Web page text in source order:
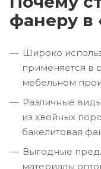
фанеру в
Широко
применяется в
мебельном
Различные
из хвойных
бакелитовая
Выгодные
материалы